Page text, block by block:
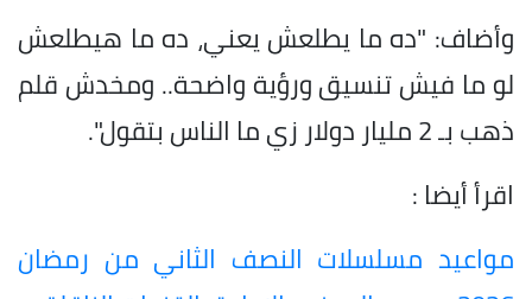
وأضاف: "ده ما يطلعش يعني، ده ما هيطلعش
لو ما فيش تنسيق ورؤية واضحة.. ومخدش قلم
ذهب بـ 2 مليار دولار زي ما الناس بتقول".
اقرأ أيضا :
مواعيد مسلسلات النصف الثاني من رمضان